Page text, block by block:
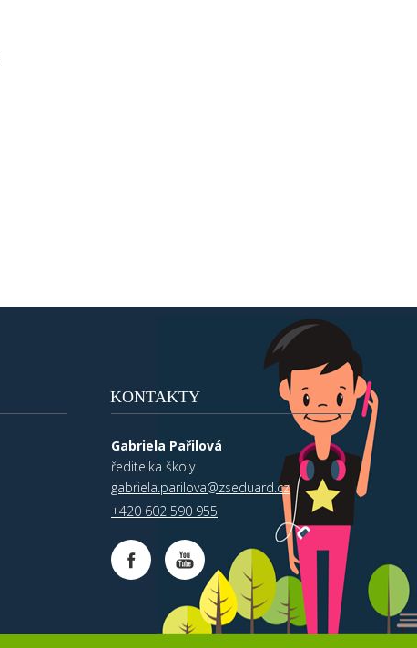
KONTAKTY
Gabriela Pařilová
ředitelka školy
gabriela.parilova@zseduard.cz
+420 602 590 955